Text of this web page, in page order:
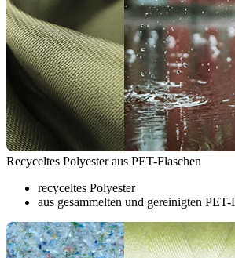
Recyceltes Polyester aus PET-Flaschen
recyceltes Polyester
aus gesammelten und gereinigten PET-